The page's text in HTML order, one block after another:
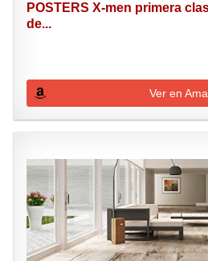
POSTERS X-men primera
de...
Ver en